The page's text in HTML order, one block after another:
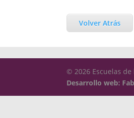
Volver Atrás
© 2026 Escuelas
Desarrollo web: